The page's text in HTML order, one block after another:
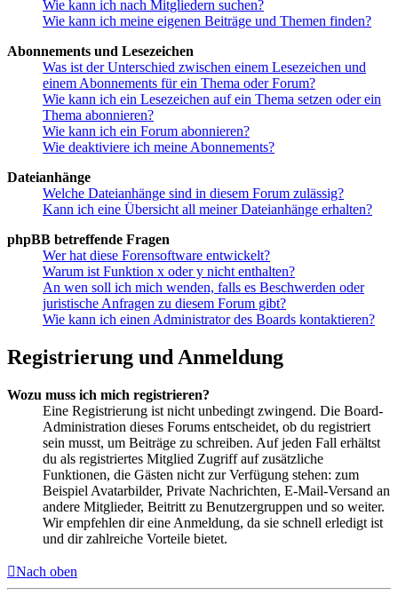
Wie kann ich nach Mitgliedern suchen?
Wie kann ich meine eigenen Beiträge und Themen finden?
Abonnements und Lesezeichen
Was ist der Unterschied zwischen einem Lesezeichen und
einem Abonnements für ein Thema oder Forum?
Wie kann ich ein Lesezeichen auf ein Thema setzen oder ein
Thema abonnieren?
Wie kann ich ein Forum abonnieren?
Wie deaktiviere ich meine Abonnements?
Dateianhänge
Welche Dateianhänge sind in diesem Forum zulässig?
Kann ich eine Übersicht all meiner Dateianhänge erhalten?
phpBB betreffende Fragen
Wer hat diese Forensoftware entwickelt?
Warum ist Funktion x oder y nicht enthalten?
An wen soll ich mich wenden, falls es Beschwerden oder
juristische Anfragen zu diesem Forum gibt?
Wie kann ich einen Administrator des Boards kontaktieren?
Registrierung und Anmeldung
Wozu muss ich mich registrieren?
Eine Registrierung ist nicht unbedingt zwingend. Die Board-
Administration dieses Forums entscheidet, ob du registriert
sein musst, um Beiträge zu schreiben. Auf jeden Fall erhältst
du als registriertes Mitglied Zugriff auf zusätzliche
Funktionen, die Gästen nicht zur Verfügung stehen: zum
Beispiel Avatarbilder, Private Nachrichten, E-Mail-Versand an
andere Mitglieder, Beitritt zu Benutzergruppen und so weiter.
Wir empfehlen dir eine Anmeldung, da sie schnell erledigt ist
und dir zahlreiche Vorteile bietet.
Nach oben